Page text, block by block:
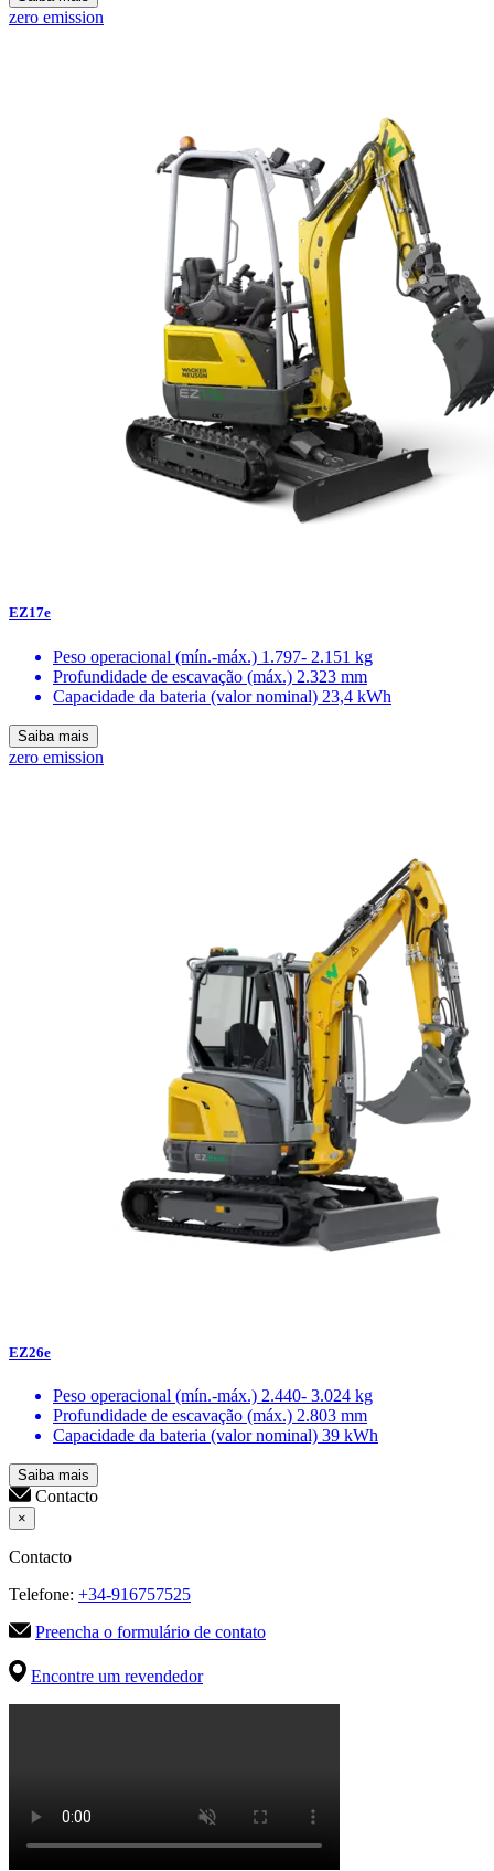
zero emission
EZ17e
Peso operacional (mín.-máx.) 1.797- 2.151 kg
Profundidade de escavação (máx.) 2.323 mm
Capacidade da bateria (valor nominal) 23,4 kWh
Saiba mais
zero emission
EZ26e
Peso operacional (mín.-máx.) 2.440- 3.024 kg
Profundidade de escavação (máx.) 2.803 mm
Capacidade da bateria (valor nominal) 39 kWh
Saiba mais
Contacto
×
Contacto
Telefone: +34-916757525
Preencha o formulário de contato
Encontre um revendedor